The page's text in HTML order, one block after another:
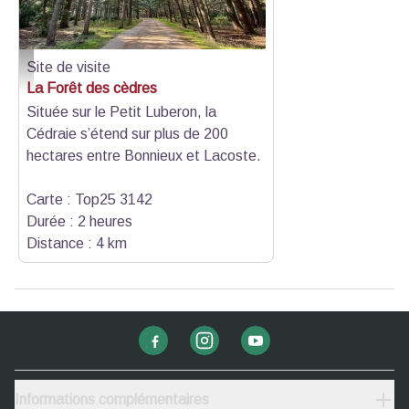
Bureau de Saint-Saturnin-lès-Apt
Avenue Jean Geoffroy 84490 Saint-Saturnin-lès-Apt
T. +33 (0)4 90 05 85 10
Ouvert du 13 juin au 15 septembre du mardi au vendredi de
9h30 à 12h30 et de 14h à 18h.
Fermé samedi, dimanche, lundi et jours fériés.
© Office de Tourisme Pays d'Apt Luberon
Site de visite
La Forêt des cèdres
Située sur le Petit Luberon, la
Cédraie s’étend sur plus de 200
hectares entre Bonnieux et Lacoste.
Carte : Top25 3142
Durée : 2 heures
Distance : 4 km
Informations complémentaires